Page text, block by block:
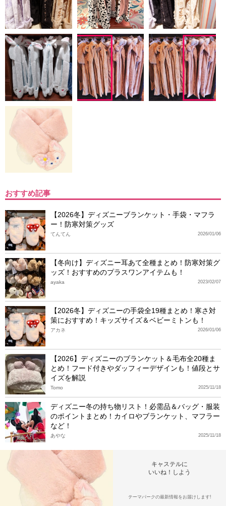
おすすめ記事
【2026冬】ディズニーブランケット・手袋・マフラ
ー！防寒対策グッズ
2026/01/06
てんてん
【冬向け】ディズニー耳あて全種まとめ！防寒対策グ
ッズ！おすすめのプラスワンアイテムも！
2023/02/07
ayaka
【2026冬】ディズニーの手袋全19種まとめ！寒さ対
策におすすめ！キッズサイズ＆ベビーミトンも！
2026/01/06
アカネ
【2026】ディズニーのブランケット＆毛布全20種ま
とめ！フード付きやダッフィーデザインも！値段とサ
イズを解説
2025/11/18
Tomo
ディズニー冬の持ち物リスト！必需品＆バッグ・服装
のポイントまとめ！カイロやブランケット、マフラー
など！
2025/11/18
あやな
キャステルに
いいね！しよう
テーマパークの最新情報をお届けします!